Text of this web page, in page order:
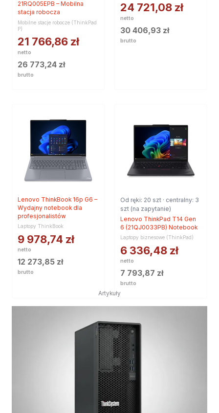
21RQ005EPB – Mobilna
stacja robocza
Mobilne stacje robocze (ThinkPad
P)
21 766,86 zł
netto
26 773,24 zł
brutto
24 721,08 zł
netto
30 406,93 zł
brutto
Lenovo ThinkBook 16p G6 –
Wydajny notebook dla
profesjonalistów
Laptopy ThinkBook
9 978,74 zł
netto
12 273,85 zł
brutto
Od ręki: 20 szt · centralny: 3
szt (na zapytanie)
Lenovo ThinkPad T14 Gen
6 (21QJ0033PB) Notebook
Laptopy biznesowe (ThinkPad)
6 336,48 zł
netto
7 793,87 zł
brutto
Artykuły